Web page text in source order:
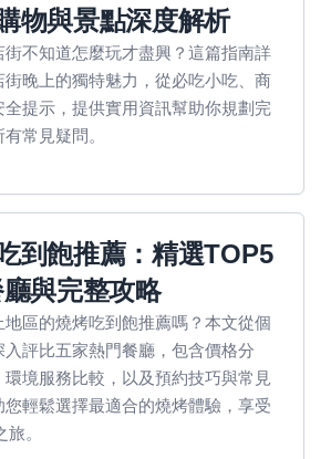
物與景點深度解析
不知道怎麼玩才盡興？這篇指南詳
晚上的獨特魅力，從必吃小吃、商
全提示，提供實用資訊幫助你規劃完
常見疑問。
到飽推薦：精選TOP5
與完整攻略
區的燒烤吃到飽推薦嗎？本文從個
入評比五家熱門餐廳，包含價格分
境服務比較，以及預約技巧與常見
輕鬆選擇最適合的燒烤體驗，享受
。